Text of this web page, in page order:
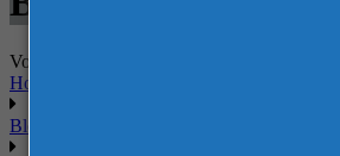
Voltar
Home
Blog